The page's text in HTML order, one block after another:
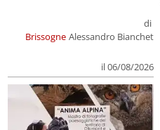
Brissogne
di
Alessandro Bianchet
il 06/08/2026